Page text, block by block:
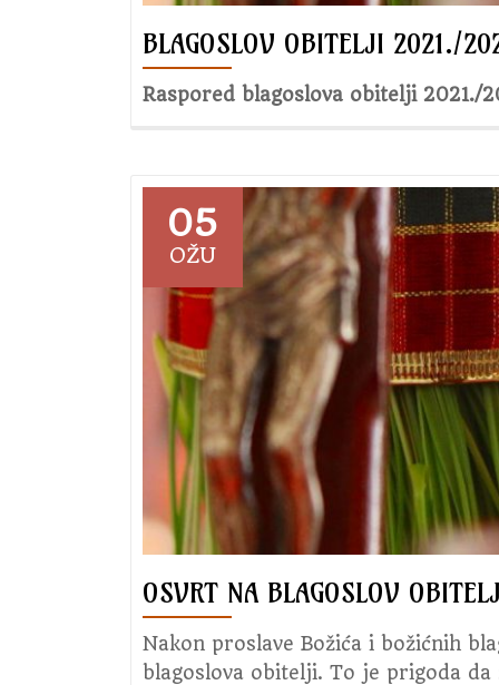
BLAGOSLOV OBITELJI 2021./
Raspored blagoslova obitelji 2021./
05
OŽU
OSVRT NA BLAGOSLOV
Nakon proslave Božića i božićnih
blagoslova obitelji. To je prigoda